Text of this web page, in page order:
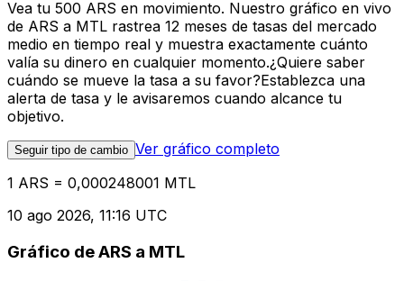
Vea tu 500 ARS en movimiento. Nuestro gráfico en vivo
de ARS a MTL rastrea 12 meses de tasas del mercado
medio en tiempo real y muestra exactamente cuánto
valía su dinero en cualquier momento.¿Quiere saber
cuándo se mueve la tasa a su favor?Establezca una
alerta de tasa y le avisaremos cuando alcance tu
objetivo.
Seguir tipo de cambio Ver gráfico completo
1 ARS = 0,000248001 MTL
10 ago 2026, 11:16 UTC
Gráfico de ARS a MTL